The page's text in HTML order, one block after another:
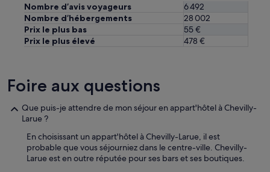
Nombre d’avis voyageurs
6 492
Nombre d’hébergements
28 002
Prix le plus bas
55 €
Prix le plus élevé
478 €
Foire aux questions
Que puis-je attendre de mon séjour en appart'hôtel à Chevilly-
Larue ?
En choisissant un appart'hôtel à Chevilly-Larue, il est
probable que vous séjourniez dans le centre-ville. Chevilly-
Larue est en outre réputée pour ses bars et ses boutiques.